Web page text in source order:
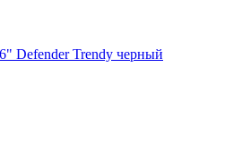
Defender Trendy черный